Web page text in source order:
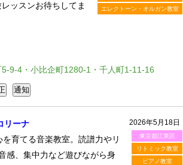
エレクトーン・オルガン教室
ッスンお待ちしてま
9-4・小比企町1280-1・千人町1-11-16
2026年5月18日
東京都江東区
リトミック教室
ピアノ教室
リーナ
育てる音楽教室。読譜力やリ
感、集中力など遊びながら身